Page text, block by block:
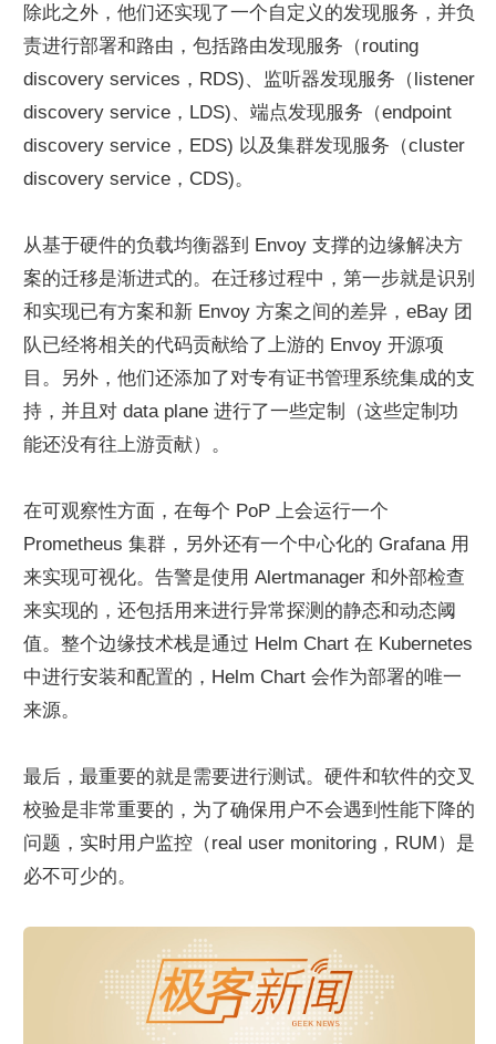
除此之外，他们还实现了一个自定义的发现服务，并负
责进行部署和路由，包括路由发现服务（routing
discovery services，RDS)、监听器发现服务（listener
discovery service，LDS)、端点发现服务（endpoint
discovery service，EDS) 以及集群发现服务（cluster
discovery service，CDS)。
从基于硬件的负载均衡器到 Envoy 支撑的边缘解决方
案的迁移是渐进式的。在迁移过程中，第一步就是识别
和实现已有方案和新 Envoy 方案之间的差异，eBay 团
队已经将相关的代码贡献给了上游的 Envoy 开源项
目。另外，他们还添加了对专有证书管理系统集成的支
持，并且对 data plane 进行了一些定制（这些定制功
能还没有往上游贡献）。
在可观察性方面，在每个 PoP 上会运行一个
Prometheus 集群，另外还有一个中心化的 Grafana 用
来实现可视化。告警是使用 Alertmanager 和外部检查
来实现的，还包括用来进行异常探测的静态和动态阈
值。整个边缘技术栈是通过 Helm Chart 在 Kubernetes
中进行安装和配置的，Helm Chart 会作为部署的唯一
来源。
最后，最重要的就是需要进行测试。硬件和软件的交叉
校验是非常重要的，为了确保用户不会遇到性能下降的
问题，实时用户监控（real user monitoring，RUM）是
必不可少的。